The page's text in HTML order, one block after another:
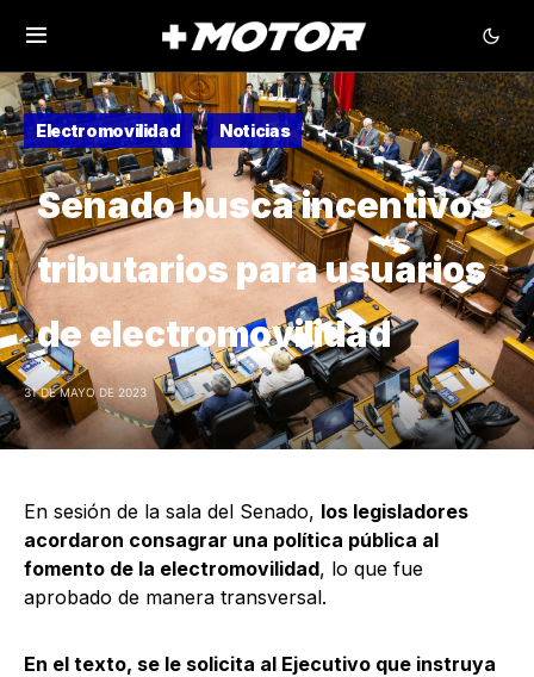
Electromovilidad Noticias
Senado busca incentivos
tributarios para usuarios
de electromovilidad
31 DE MAYO DE 2023
En sesión de la sala del Senado, los legisladores
acordaron consagrar una política pública al
fomento de la electromovilidad, lo que fue
aprobado de manera transversal.
En el texto, se le solicita al Ejecutivo que instruya